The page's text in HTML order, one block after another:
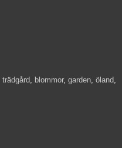
trädgård, blommor, garden, öland,